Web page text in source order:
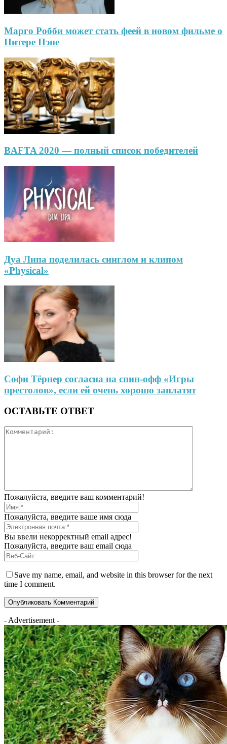
Марго Робби может стать феей в новом фильме о
Питере Пэне
BAFTA 2020 — полный список победителей
Дуа Липа поделилась синглом и клипом
«Physical»
Софи Тёрнер согласна на спин-офф «Игры
престолов», если ей очень хорошо заплатят
ОСТАВЬТЕ ОТВЕТ
Пожалуйста, введите ваш комментарий!
Пожалуйста, введите ваше имя сюда
Вы ввели некорректный email адрес!
Пожалуйста, введите ваш email сюда
Save my name, email, and website in this browser for the next
time I comment.
- Advertisement -